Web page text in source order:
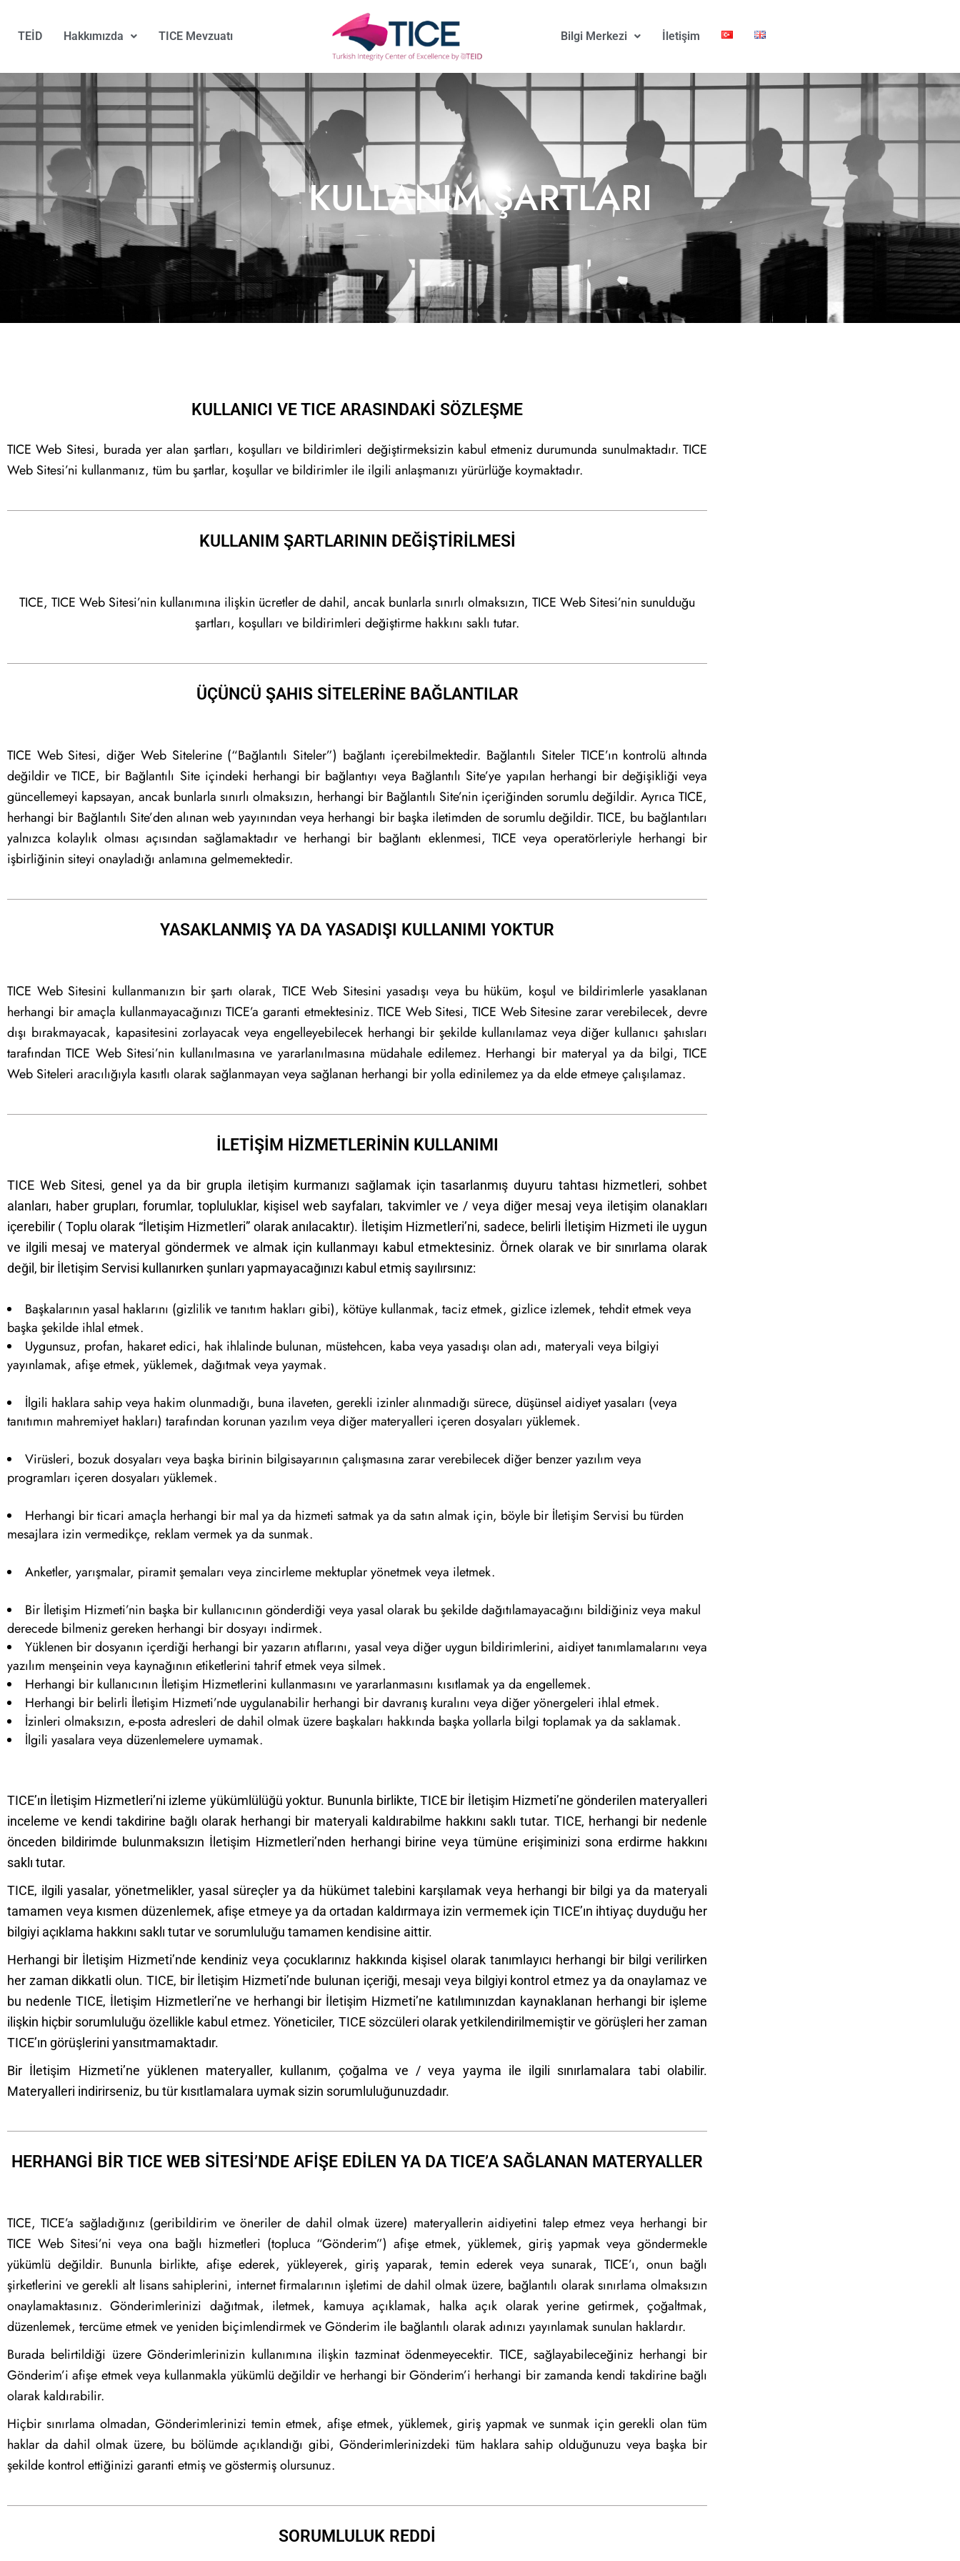
TEİD Hakkımızda TICE Mevzuatı Bilgi Merkezi İletişim
KULLANIM ŞARTLARI
KULLANICI VE TICE ARASINDAKİ SÖZLEŞME
TICE Web Sitesi, burada yer alan şartları, koşulları ve bildirimleri değiştirmeksizin kabul etmeniz durumunda sunulmaktadır. TICE
Web Sitesi’ni kullanmanız, tüm bu şartlar, koşullar ve bildirimler ile ilgili anlaşmanızı yürürlüğe koymaktadır.
KULLANIM ŞARTLARININ DEĞİŞTİRİLMESİ
TICE, TICE Web Sitesi’nin kullanımına ilişkin ücretler de dahil, ancak bunlarla sınırlı olmaksızın, TICE Web Sitesi’nin sunulduğu
şartları, koşulları ve bildirimleri değiştirme hakkını saklı tutar.
ÜÇÜNCÜ ŞAHIS SİTELERİNE BAĞLANTILAR
TICE Web Sitesi, diğer Web Sitelerine (“Bağlantılı Siteler”) bağlantı içerebilmektedir. Bağlantılı Siteler TICE’ın kontrolü altında
değildir ve TICE, bir Bağlantılı Site içindeki herhangi bir bağlantıyı veya Bağlantılı Site’ye yapılan herhangi bir değişikliği veya
güncellemeyi kapsayan, ancak bunlarla sınırlı olmaksızın, herhangi bir Bağlantılı Site’nin içeriğinden sorumlu değildir. Ayrıca TICE,
herhangi bir Bağlantılı Site’den alınan web yayınından veya herhangi bir başka iletimden de sorumlu değildir. TICE, bu bağlantıları
yalnızca kolaylık olması açısından sağlamaktadır ve herhangi bir bağlantı eklenmesi, TICE veya operatörleriyle herhangi bir
işbirliğinin siteyi onayladığı anlamına gelmemektedir.
YASAKLANMIŞ YA DA YASADIŞI KULLANIMI YOKTUR
TICE Web Sitesini kullanmanızın bir şartı olarak, TICE Web Sitesini yasadışı veya bu hüküm, koşul ve bildirimlerle yasaklanan
herhangi bir amaçla kullanmayacağınızı TICE’a garanti etmektesiniz. TICE Web Sitesi, TICE Web Sitesine zarar verebilecek, devre
dışı bırakmayacak, kapasitesini zorlayacak veya engelleyebilecek herhangi bir şekilde kullanılamaz veya diğer kullanıcı şahısları
tarafından TICE Web Sitesi’nin kullanılmasına ve yararlanılmasına müdahale edilemez. Herhangi bir materyal ya da bilgi, TICE
Web Siteleri aracılığıyla kasıtlı olarak sağlanmayan veya sağlanan herhangi bir yolla edinilemez ya da elde etmeye çalışılamaz.
İLETİŞİM HİZMETLERİNİN KULLANIMI
TICE Web Sitesi, genel ya da bir grupla iletişim kurmanızı sağlamak için tasarlanmış duyuru tahtası hizmetleri, sohbet
alanları, haber grupları, forumlar, topluluklar, kişisel web sayfaları, takvimler ve / veya diğer mesaj veya iletişim olanakları
içerebilir ( Toplu olarak “İletişim Hizmetleri” olarak anılacaktır). İletişim Hizmetleri’ni, sadece, belirli İletişim Hizmeti ile uygun
ve ilgili mesaj ve materyal göndermek ve almak için kullanmayı kabul etmektesiniz. Örnek olarak ve bir sınırlama olarak
değil, bir İletişim Servisi kullanırken şunları yapmayacağınızı kabul etmiş sayılırsınız:
Başkalarının yasal haklarını (gizlilik ve tanıtım hakları gibi), kötüye kullanmak, taciz etmek, gizlice izlemek, tehdit etmek veya
başka şekilde ihlal etmek.
Uygunsuz, profan, hakaret edici, hak ihlalinde bulunan, müstehcen, kaba veya yasadışı olan adı, materyali veya bilgiyi
yayınlamak, afişe etmek, yüklemek, dağıtmak veya yaymak.
İlgili haklara sahip veya hakim olunmadığı, buna ilaveten, gerekli izinler alınmadığı sürece, düşünsel aidiyet yasaları (veya
tanıtımın mahremiyet hakları) tarafından korunan yazılım veya diğer materyalleri içeren dosyaları yüklemek.
Virüsleri, bozuk dosyaları veya başka birinin bilgisayarının çalışmasına zarar verebilecek diğer benzer yazılım veya
programları içeren dosyaları yüklemek.
Herhangi bir ticari amaçla herhangi bir mal ya da hizmeti satmak ya da satın almak için, böyle bir İletişim Servisi bu türden
mesajlara izin vermedikçe, reklam vermek ya da sunmak.
Anketler, yarışmalar, piramit şemaları veya zincirleme mektuplar yönetmek veya iletmek.
Bir İletişim Hizmeti’nin başka bir kullanıcının gönderdiği veya yasal olarak bu şekilde dağıtılamayacağını bildiğiniz veya makul
derecede bilmeniz gereken herhangi bir dosyayı indirmek.
Yüklenen bir dosyanın içerdiği herhangi bir yazarın atıflarını, yasal veya diğer uygun bildirimlerini, aidiyet tanımlamalarını veya
yazılım menşeinin veya kaynağının etiketlerini tahrif etmek veya silmek.
Herhangi bir kullanıcının İletişim Hizmetlerini kullanmasını ve yararlanmasını kısıtlamak ya da engellemek.
Herhangi bir belirli İletişim Hizmeti’nde uygulanabilir herhangi bir davranış kuralını veya diğer yönergeleri ihlal etmek.
İzinleri olmaksızın, e-posta adresleri de dahil olmak üzere başkaları hakkında başka yollarla bilgi toplamak ya da saklamak.
İlgili yasalara veya düzenlemelere uymamak.
TICE’ın İletişim Hizmetleri’ni izleme yükümlülüğü yoktur. Bununla birlikte, TICE bir İletişim Hizmeti’ne gönderilen materyalleri
inceleme ve kendi takdirine bağlı olarak herhangi bir materyali kaldırabilme hakkını saklı tutar. TICE, herhangi bir nedenle
önceden bildirimde bulunmaksızın İletişim Hizmetleri’nden herhangi birine veya tümüne erişiminizi sona erdirme hakkını
saklı tutar.
TICE, ilgili yasalar, yönetmelikler, yasal süreçler ya da hükümet talebini karşılamak veya herhangi bir bilgi ya da materyali
tamamen veya kısmen düzenlemek, afişe etmeye ya da ortadan kaldırmaya izin vermemek için TICE’ın ihtiyaç duyduğu her
bilgiyi açıklama hakkını saklı tutar ve sorumluluğu tamamen kendisine aittir.
Herhangi bir İletişim Hizmeti’nde kendiniz veya çocuklarınız hakkında kişisel olarak tanımlayıcı herhangi bir bilgi verilirken
her zaman dikkatli olun. TICE, bir İletişim Hizmeti’nde bulunan içeriği, mesajı veya bilgiyi kontrol etmez ya da onaylamaz ve
bu nedenle TICE, İletişim Hizmetleri’ne ve herhangi bir İletişim Hizmeti’ne katılımınızdan kaynaklanan herhangi bir işleme
ilişkin hiçbir sorumluluğu özellikle kabul etmez. Yöneticiler, TICE sözcüleri olarak yetkilendirilmemiştir ve görüşleri her zaman
TICE’ın görüşlerini yansıtmamaktadır.
Bir İletişim Hizmeti’ne yüklenen materyaller, kullanım, çoğalma ve / veya yayma ile ilgili sınırlamalara tabi olabilir.
Materyalleri indirirseniz, bu tür kısıtlamalara uymak sizin sorumluluğunuzdadır.
HERHANGİ BİR TICE WEB SİTESİ’NDE AFİŞE EDİLEN YA DA TICE’A SAĞLANAN MATERYALLER
TICE, TICE’a sağladığınız (geribildirim ve öneriler de dahil olmak üzere) materyallerin aidiyetini talep etmez veya herhangi bir
TICE Web Sitesi’ni veya ona bağlı hizmetleri (topluca “Gönderim”) afişe etmek, yüklemek, giriş yapmak veya göndermekle
yükümlü değildir. Bununla birlikte, afişe ederek, yükleyerek, giriş yaparak, temin ederek veya sunarak, TICE’ı, onun bağlı
şirketlerini ve gerekli alt lisans sahiplerini, internet firmalarının işletimi de dahil olmak üzere, bağlantılı olarak sınırlama olmaksızın
onaylamaktasınız. Gönderimlerinizi dağıtmak, iletmek, kamuya açıklamak, halka açık olarak yerine getirmek, çoğaltmak,
düzenlemek, tercüme etmek ve yeniden biçimlendirmek ve Gönderim ile bağlantılı olarak adınızı yayınlamak sunulan haklardır.
Burada belirtildiği üzere Gönderimlerinizin kullanımına ilişkin tazminat ödenmeyecektir. TICE, sağlayabileceğiniz herhangi bir
Gönderim’i afişe etmek veya kullanmakla yükümlü değildir ve herhangi bir Gönderim’i herhangi bir zamanda kendi takdirine bağlı
olarak kaldırabilir.
Hiçbir sınırlama olmadan, Gönderimlerinizi temin etmek, afişe etmek, yüklemek, giriş yapmak ve sunmak için gerekli olan tüm
haklar da dahil olmak üzere, bu bölümde açıklandığı gibi, Gönderimlerinizdeki tüm haklara sahip olduğunuzu veya başka bir
şekilde kontrol ettiğinizi garanti etmiş ve göstermiş olursunuz.
SORUMLULUK REDDİ